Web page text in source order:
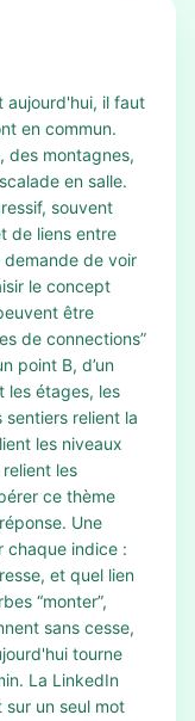
aujourd'hui, il faut
en commun.
des montagnes,
en salle.
souvent
de liens entre
demande de voir
le concept
être
de connections”
point B, d’un
les étages, les
relient la
les niveaux
les
ce thème
Une
chaque indice :
et quel lien
“monter”,
sans cesse,
tourne
La LinkedIn
sur un seul mot